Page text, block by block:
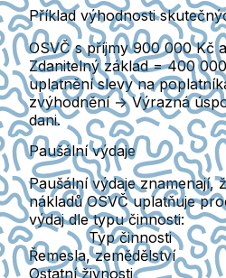
Příklad výhodnosti
OSVČ s příjmy900 000 Kč
Zdanitelný základ = 400
uplatnění slevyna
zvýhodnění → Výrazná
dani.
Paušální výdaje
Paušální výdaje znamenají,
nákladů OSVČ uplatňuje
výdaj dle typu činnosti:
Typ činnosti
Řemesla, zemědělství
Ostatní živnosti